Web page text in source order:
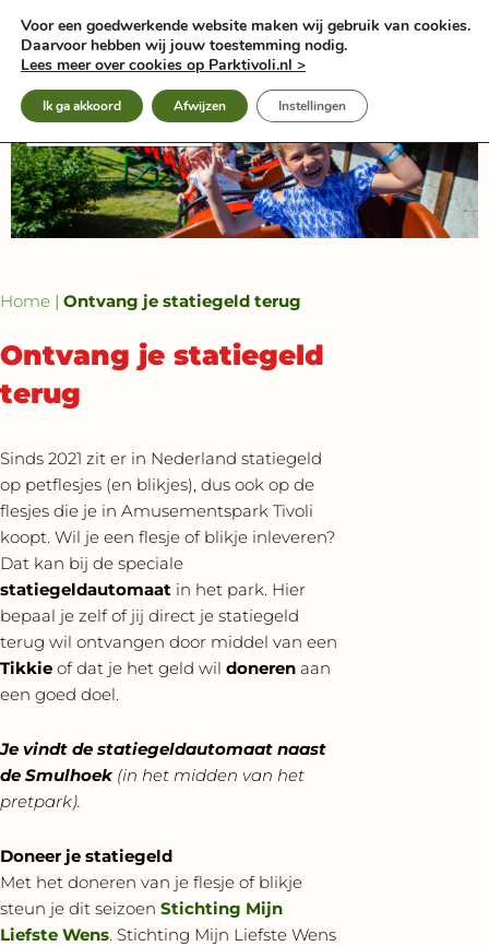
naar
inhoud
Home | Ontvang je statiegeld terug
Ontvang je statiegeld
terug
Sinds 2021 zit er in Nederland statiegeld
op petflesjes (en blikjes), dus ook op de
flesjes die je in Amusementspark Tivoli
koopt. Wil je een flesje of blikje inleveren?
Dat kan bij de speciale
statiegeldautomaat in het park. Hier
bepaal je zelf of jij direct je statiegeld
terug wil ontvangen door middel van een
Tikkie of dat je het geld wil doneren aan
een goed doel.
Je vindt de statiegeldautomaat naast
de Smulhoek (in het midden van het
pretpark).
Doneer je statiegeld
Met het doneren van je flesje of blikje
steun je dit seizoen Stichting Mijn
Liefste Wens. Stichting Mijn Liefste Wens
Voor een goedwerkende website maken wij gebruik van cookies.
Daarvoor hebben wij jouw toestemming nodig.
Lees meer over cookies op Parktivoli.nl >
Ik ga akkoord Afwijzen Instellingen